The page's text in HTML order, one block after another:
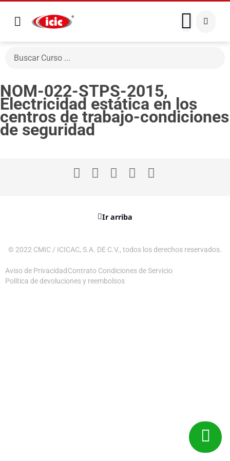
NOM-022-STPS-2015,
Electricidad estática en los
centros de trabajo-condiciones
de seguridad
Ir arriba
© 2022 CMIC / ICICAC, S.A. DE C.V., todos los derechos reservados.
Aviso de Privacidad Contrato Condiciones de Servicio
Política de devoluciones y reembolsos